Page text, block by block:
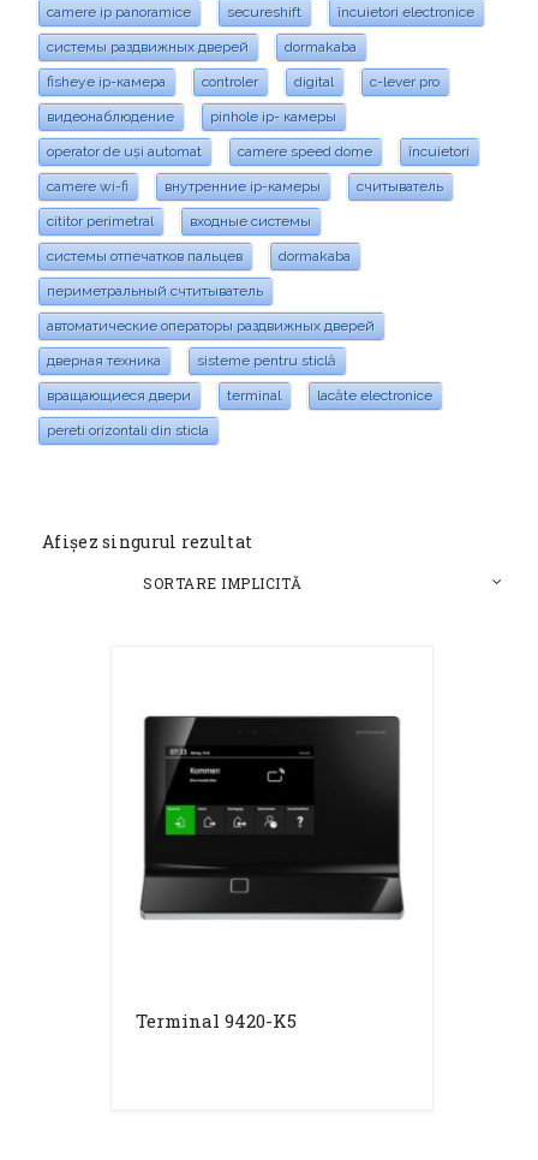
camere ip panoramice secureshift încuietori electronice
системы раздвижных дверей dormakaba
fisheye ip-камера controler digital c-lever pro
видеонаблюдение pinhole ip- камеры
operator de uși automat camere speed dome încuietori
camere wi-fi внутренние ip-камеры считыватель
cititor perimetral входные системы
системы отпечатков пальцев dormakaba
периметральный счтитыватель
автоматические операторы раздвижных дверей
дверная техника sisteme pentru sticlă
вращающиеся двери terminal lacăte electronice
pereti orizontali din sticla
Afișez singurul rezultat
Terminal 9420-K5